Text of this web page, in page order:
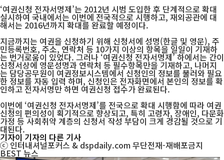
‘여권신청 전자서명제’는 2012년 시범 도입한 후 단계적으로 확대
실시하여 국내에서는 이번에 전국적으로 시행하고, 재외공관에 대
해서는 2016년까지 확대를 완료할 예정이다.
지금까지는 여권을 신청하기 위해 신청서에 성명(한글 및 영문), 주
민등록번호, 주소, 연락처 등 10가지 이상의 항목을 일일이 기재하
는 번거로움이 있었다. 그러나 ‘여권신청 전자서명제’ 하에서는 간이
신청서상에 영문성명과 연락처 등 필수항목만을 기재하고, 나머지
는 담당공무원이 여권정보시스템에서 신청인의 정보를 불러와 필요
한 정보를 자동 입력 하며, 신청인은 전자화면에서 본인의 정보를 확
인하고 전자서명만 하면 여권신청 접수가 완료된다.
이번에 ‘여권신청 전자서명제’를 전국으로 확대 시행함에 따라 여권
신청의 편의성이 획기적으로 향상되고, 특히 고령자, 장애인, 다문화
가정 등 사회취약 계층의 신청서 작성 부담이 크게 경감될 것으로 기
대된다.
기자이 기자의 다른 기사
ⓒ 인터내셔널포커스 & dspdaily.com 무단전재-재배포금지
BEST뉴스